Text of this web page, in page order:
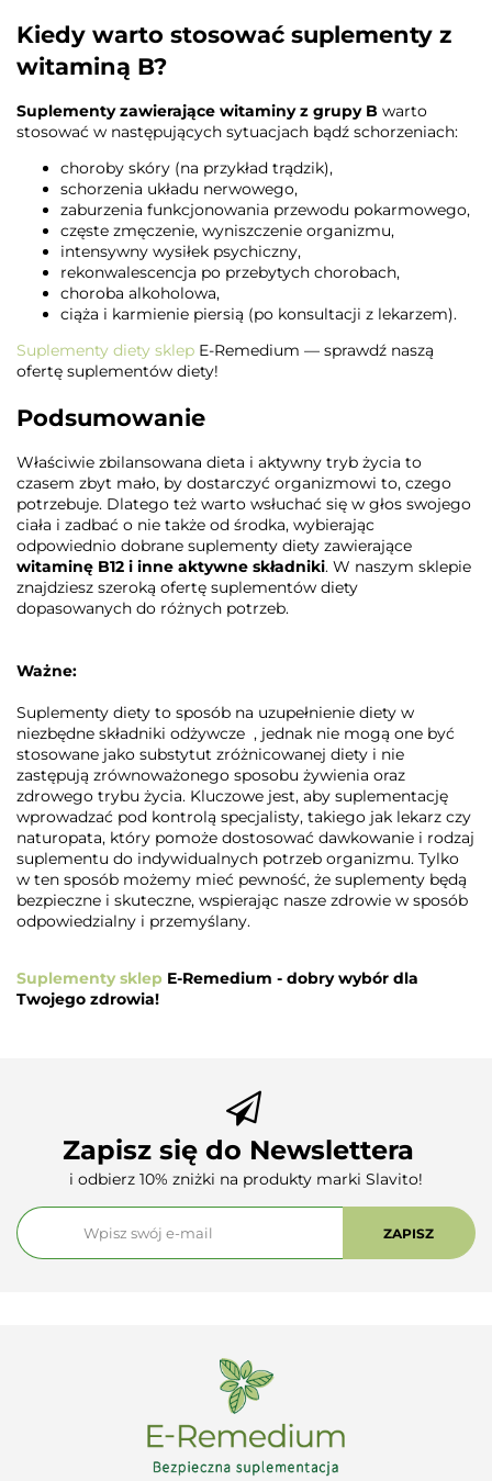
Kiedy warto stosować suplementy z
witaminą B?
Suplementy zawierające witaminy z grupy B warto
stosować w następujących sytuacjach bądź schorzeniach:
choroby skóry (na przykład trądzik),
schorzenia układu nerwowego,
zaburzenia funkcjonowania przewodu pokarmowego,
częste zmęczenie, wyniszczenie organizmu,
intensywny wysiłek psychiczny,
rekonwalescencja po przebytych chorobach,
choroba alkoholowa,
ciąża i karmienie piersią (po konsultacji z lekarzem).
Suplementy diety sklep E-Remedium — sprawdź naszą
ofertę suplementów diety!
Podsumowanie
Właściwie zbilansowana dieta i aktywny tryb życia to
czasem zbyt mało, by dostarczyć organizmowi to, czego
potrzebuje. Dlatego też warto wsłuchać się w głos swojego
ciała i zadbać o nie także od środka, wybierając
odpowiednio dobrane suplementy diety zawierające
witaminę B12 i inne aktywne składniki. W naszym sklepie
znajdziesz szeroką ofertę suplementów diety
dopasowanych do różnych potrzeb.
Ważne:
Suplementy diety to sposób na uzupełnienie diety w
niezbędne składniki odżywcze , jednak nie mogą one być
stosowane jako substytut zróżnicowanej diety i nie
zastępują zrównoważonego sposobu żywienia oraz
zdrowego trybu życia. Kluczowe jest, aby suplementację
wprowadzać pod kontrolą specjalisty, takiego jak lekarz czy
naturopata, który pomoże dostosować dawkowanie i rodzaj
suplementu do indywidualnych potrzeb organizmu. Tylko
w ten sposób możemy mieć pewność, że suplementy będą
bezpieczne i skuteczne, wspierając nasze zdrowie w sposób
odpowiedzialny i przemyślany.
Suplementy sklep E-Remedium - dobry wybór dla
Twojego zdrowia!
Zapisz się do Newslettera
i odbierz 10% zniżki na produkty marki Slavito!